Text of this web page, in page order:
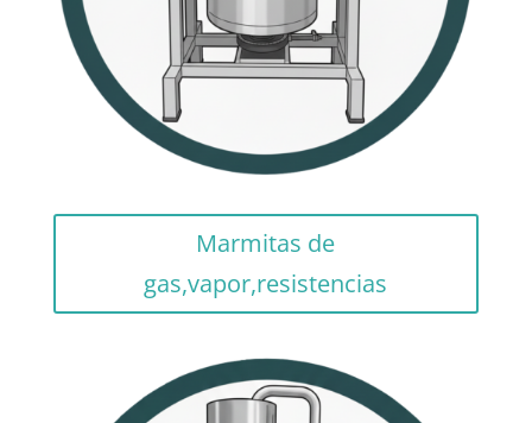
Marmitas de
gas,vapor,resistencias